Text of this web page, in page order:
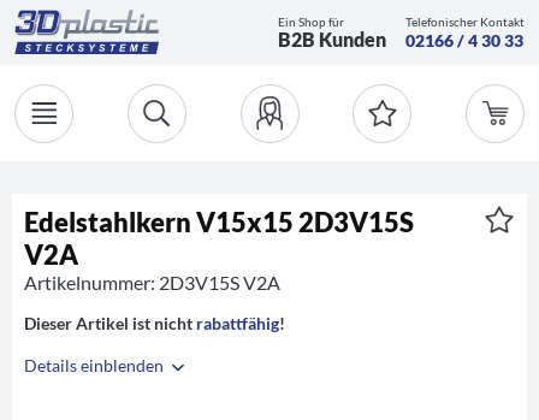
Ein Shop für
B2B Kunden
Telefonischer Kontakt
02166 / 4 30 33
Details einblenden
Edelstahlkern V15x15 2D3V15S
V2A
Artikelnummer: 2D3V15S V2A
Dieser Artikel ist nicht rabattfähig!